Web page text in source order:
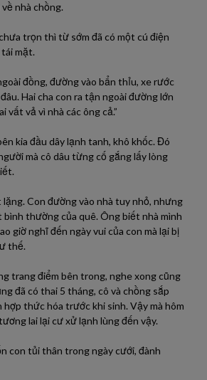
nhà chồng.
trọn thì từ sớm đã có một cú điện
mặt.
đồng, đường vào bẩn thỉu, xe rước
Hai cha con ra tận ngoài đường lớn
vất vả vì nhà các ông cả.”
kia đầu dây lạnh tanh, khô khốc. Đó
mà cô dâu từng cố gắng lấy lòng
Con đường vào nhà tuy nhỏ, nhưng
thường của quê. Ông biết nhà mình
giờ nghĩ đến ngày vui của con mà lại bị
thế.
trang điểm bên trong, nghe xong cũng
đã có thai 5 tháng, cô và chồng sắp
hợp thức hóa trước khi sinh. Vậy mà hôm
lai lại cư xử lạnh lùng đến vậy.
con tủi thân trong ngày cưới, đành